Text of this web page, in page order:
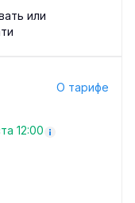
или
О тарифе
12:00